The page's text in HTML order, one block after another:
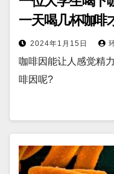
一天喝几杯咖啡
2024年1月15日
咖啡因能让人感觉精
啡因呢?